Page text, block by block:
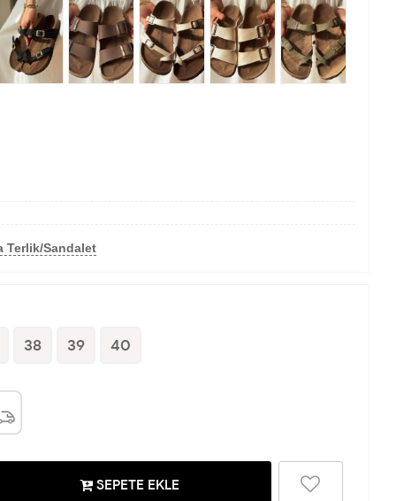
Terlik/Sandalet
38 39 40
SEPETE EKLE